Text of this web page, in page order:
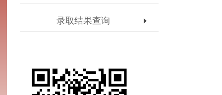
录取结果查询